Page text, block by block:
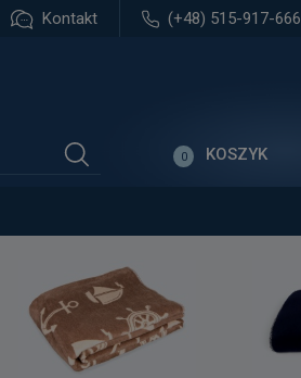
Kontakt (+48) 515-917-666
KOSZYK
0